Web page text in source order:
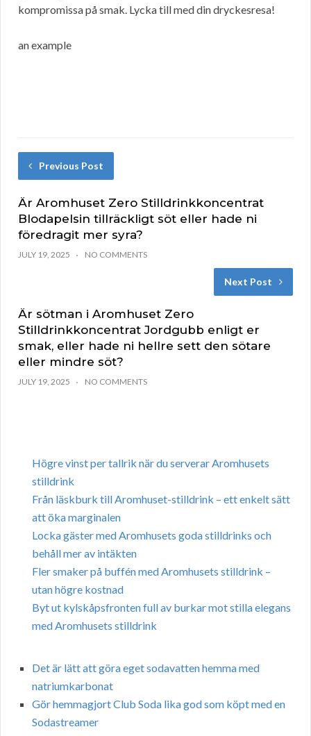
kompromissa på smak. Lycka till med din dryckesresa!
an example
Previous Post
Är Aromhuset Zero Stilldrinkkoncentrat
Blodapelsin tillräckligt söt eller hade ni
föredragit mer syra?
JULY 19, 2025 NO COMMENTS
Next Post
Är sötman i Aromhuset Zero
Stilldrinkkoncentrat Jordgubb enligt er
smak, eller hade ni hellre sett den sötare
eller mindre söt?
JULY 19, 2025 NO COMMENTS
Högre vinst per tallrik när du serverar Aromhusets
stilldrink
Från läskburk till Aromhuset-stilldrink – ett enkelt sätt
att öka marginalen
Locka gäster med Aromhusets goda stilldrinks och
behåll mer av intäkten
Fler smaker på buffén med Aromhusets stilldrink –
utan högre kostnad
Byt ut kylskåpsfronten full av burkar mot stilla elegans
med Aromhusets stilldrink
Det är lätt att göra eget sodavatten hemma med
natriumkarbonat
Gör hemmagjort Club Soda lika god som köpt med en
Sodastreamer